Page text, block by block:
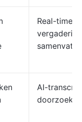
Real-time
AI-